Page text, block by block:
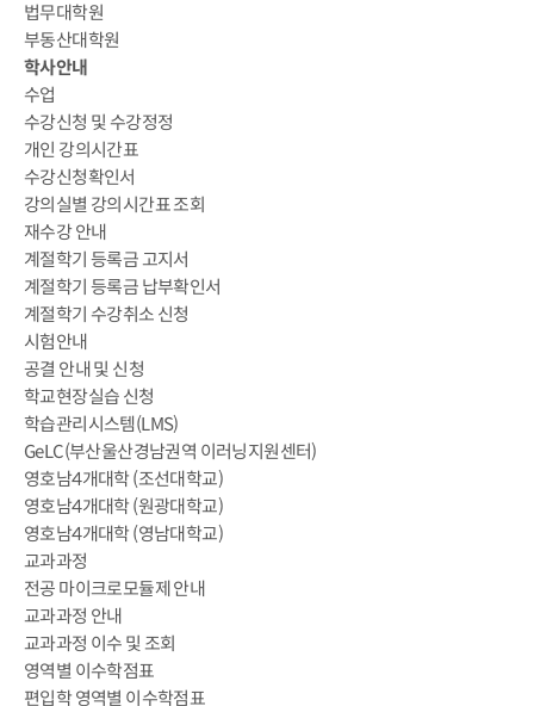
법무대학원
부동산대학원
학사안내
수업
수강신청 및 수강정정
개인 강의시간표
수강신청확인서
강의실별 강의시간표 조회
재수강 안내
계절학기 등록금 고지서
계절학기 등록금 납부확인서
계절학기 수강취소 신청
시험안내
공결 안내 및 신청
학교현장실습 신청
학습관리시스템(LMS)
GeLC(부산울산경남권역 이러닝지원센터)
영호남4개대학 (조선대학교)
영호남4개대학 (원광대학교)
영호남4개대학 (영남대학교)
교과과정
전공 마이크로모듈제 안내
교과과정 안내
교과과정 이수 및 조회
영역별 이수학점표
편입학 영역별 이수학점표